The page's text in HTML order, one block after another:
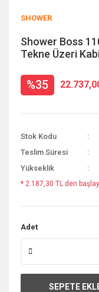
SHOWER
Shower Boss
Tekne Üzeri
%35
Stok Kodu
Teslim Süresi
Yükseklik
* 2.187,30 TL den
Adet
SEPETE